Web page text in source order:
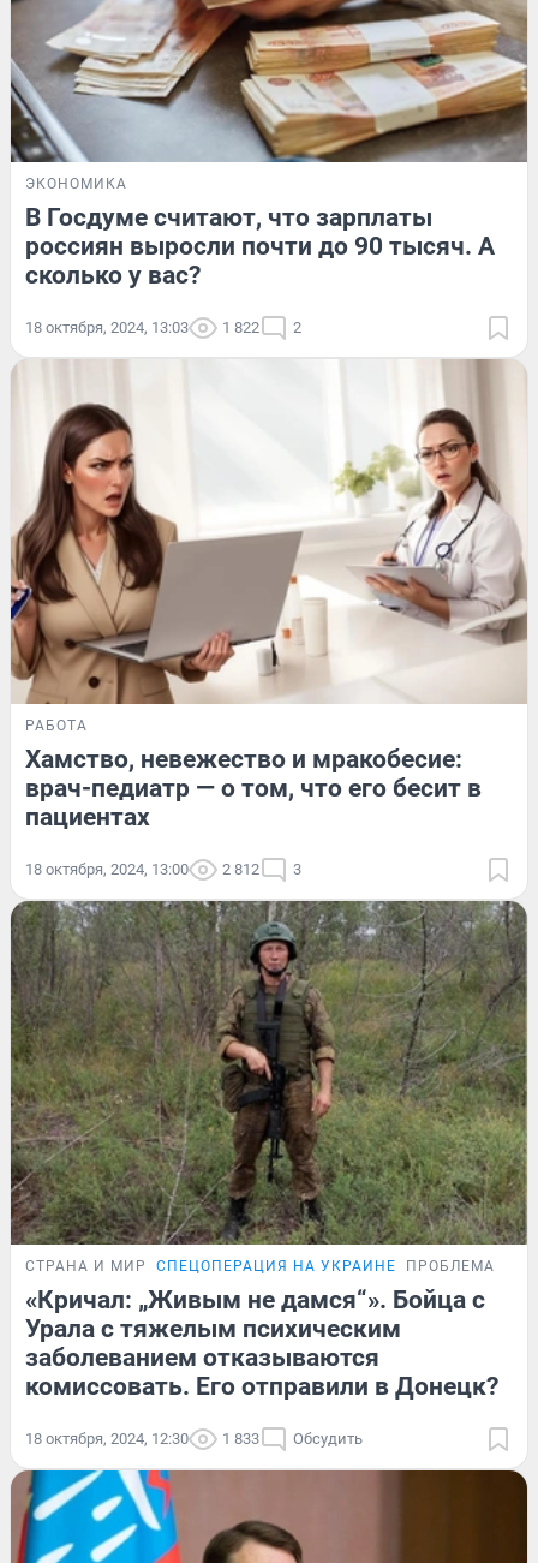
ЭКОНОМИКА
В Госдуме считают, что зарплаты
россиян выросли почти до 90 тысяч. А
сколько у вас?
18 октября, 2024, 13:03 1 822 2
РАБОТА
Хамство, невежество и мракобесие:
врач-педиатр — о том, что его бесит в
пациентах
18 октября, 2024, 13:00 2 812 3
СТРАНА И МИР СПЕЦОПЕРАЦИЯ НА УКРАИНЕ ПРОБЛЕМА
«Кричал: „Живым не дамся“». Бойца с
Урала с тяжелым психическим
заболеванием отказываются
комиссовать. Его отправили в Донецк?
18 октября, 2024, 12:30 1 833 Обсудить